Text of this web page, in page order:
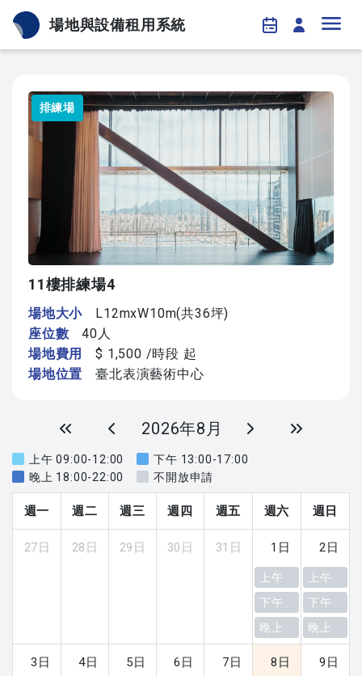
場地與設備租用系統
排練場
11樓排練場4
場地大小
L12mxW10m(共36坪)
座位數
40人
場地費用
$ 1,500 /時段 起
場地位置
臺北表演藝術中心
2026年8月
上午 09:00-12:00
下午 13:00-17:00
晚上 18:00-22:00
不開放申請
週一 週二 週三 週四 週五 週六 週日
27日 28日 29日 30日 31日 1日
上午
下午
晚上
2日
上午
下午
晚上
3日 4日 5日 6日 7日 8日 9日